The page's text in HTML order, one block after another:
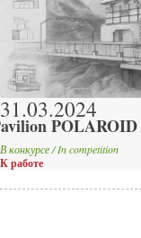
31.03.2024
POLAROID
В конкурсе / In competition
К работе